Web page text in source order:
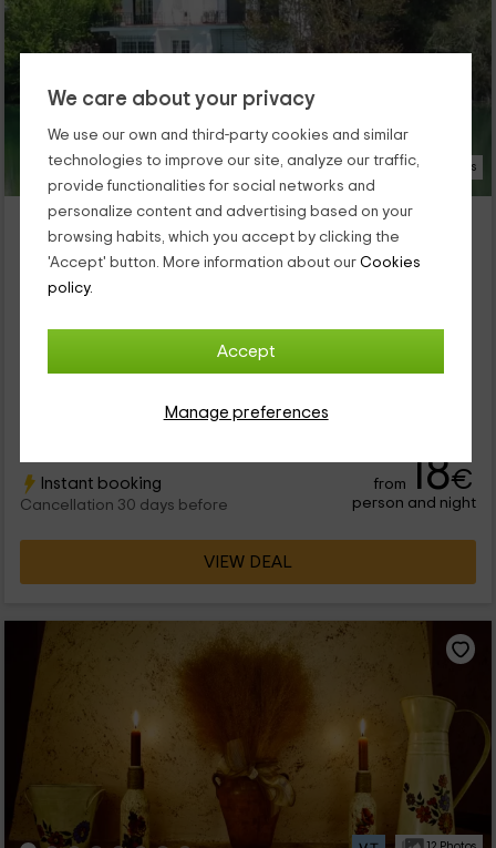
We care about your privacy
We use our own and third-party cookies and similar
technologies to improve our site, analyze our traffic,
provide functionalities for social networks and
personalize content and advertising based on your
browsing habits, which you accept by clicking the
'Accept' button. More information about our Cookies
policy.
Accept
Manage preferences
22 Photos
Casa rural La Caoba
Ruidera, Ciudad Real
0 reviews
Booked 2 times
Full Rental
6 people
1 bathrooms
Nuestro alojamiento se encuentra dentro de la zona de
Ruidera, que pertenece a la provincia de Ciudad Real,
Instant booking
Cancellation 30 days before
from 18€
person and night
VIEW DEAL